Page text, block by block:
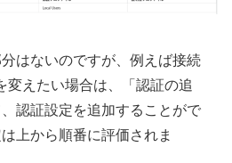
はないのですが、例えば接続
変えたい場合は、「認証の追
認証設定を追加することがで
上から順番に評価されま